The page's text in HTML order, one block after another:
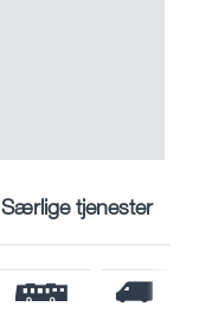
Særlige tjenester